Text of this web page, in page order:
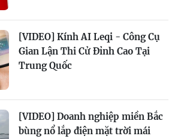
[VIDEO] Kính AI Leqi - Công Cụ
Gian Lận Thi Cử Đỉnh Cao Tại
Trung Quốc
[VIDEO] Doanh nghiệp miền Bắc
bùng nổ lắp điện mặt trời mái